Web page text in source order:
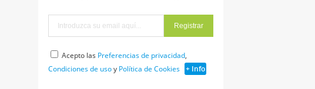
Acepto las Preferencias de privacidad,
Condiciones de usoy Política de Cookies + Info